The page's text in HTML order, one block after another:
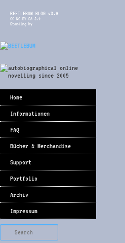
BEETLEBUM BLOG v3.0
CC NC-BY-SA 3.0
Standing by
Home
Informationen
FAQ
Bücher & Merchandise
Support
Portfolio
Archiv
Impressum